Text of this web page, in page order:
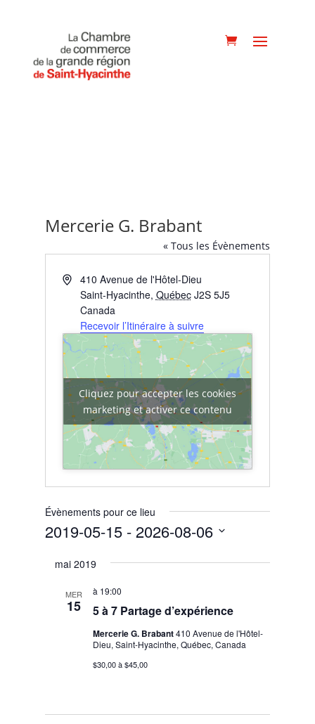
Mercerie G. Brabant
« Tous les Évènements
Adresse410 Avenue de l'Hôtel-Dieu
Saint-Hyacinthe, Québec J2S 5J5
Canada
Recevoir l’Itinéraire à suivre
Cliquez pour accepter les cookies
marketing et activer ce contenu
Évènements pour ce lieu
2019-05-15 - 2026-08-06
unemai 2019
MER
15 5 à 7 Partage d’expérience
à 19:00
Mercerie G. Brabant410 Avenue de l'Hôtel-
Dieu, Saint-Hyacinthe, Québec, Canada
$30,00 à $45,00